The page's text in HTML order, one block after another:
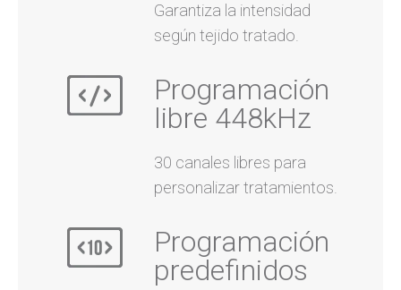
Garantiza la intensidad
según tejido tratado.
Programación
libre 448kHz
30 canales libres para
personalizar tratamientos.
Programación
predefinidos